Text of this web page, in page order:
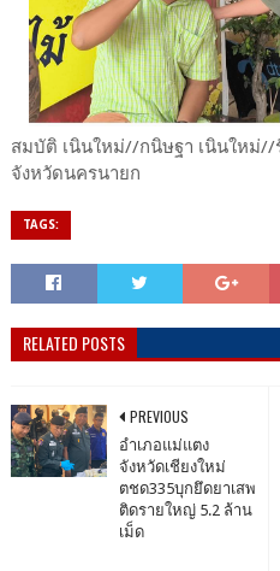
สมบัติ เนินใหม่//กนิษฐา เนินใหม่
จังหวัดนครนายก
TAGS:
RELATED POSTS
PREVIOUS
อำเภอแม่แตง
จังหวัดเชียงใหม่
ตชด335บุกยึดยาเสพ
ติดรายใหญ่ 5.2 ล้าน
เม็ด